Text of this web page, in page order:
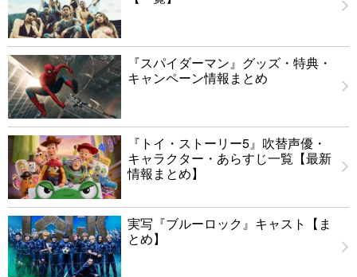
『スパイダーマン』グッズ・特典・
キャンペーン情報まとめ
『トイ・ストーリー5』吹替声優・
キャラクター・あらすじ一覧【最新
情報まとめ】
実写『ブルーロック』キャスト【ま
とめ】